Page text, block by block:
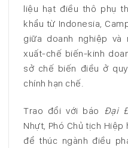
liệu hạt điều thô phụ
khẩu từ Indonesia,
giữa doanh nghiệp và
xuất-chế biến-kinh
sở chế biến điều ở
chính hạn chế.
Trao đổi với báo Đại
Nhựt, Phó Chủ tịch
để thúc ngành điều